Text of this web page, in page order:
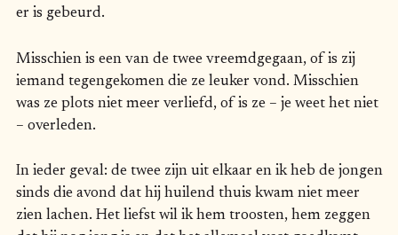
er is gebeurd.
Misschien is een van de twee vreemdgegaan, of is zij
iemand tegengekomen die ze leuker vond. Misschien
was ze plots niet meer verliefd, of is ze – je weet het niet
– overleden.
In ieder geval: de twee zijn uit elkaar en ik heb de jongen
sinds die avond dat hij huilend thuis kwam niet meer
zien lachen. Het liefst wil ik hem troosten, hem zeggen